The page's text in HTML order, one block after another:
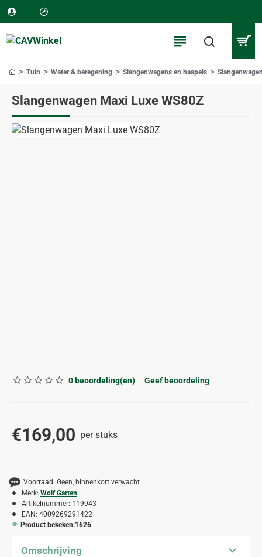
Slangenwagen Maxi Luxe WS80Z
Tuin Water & beregening Slangenwagens en haspels
ALLEEN AFHALEN 0 beoordeling(en) - Geef beoordeling
€169,00 per stuks
Voorraad: Geen, binnenkort verwacht
Merk: Wolf Garten
Artikelnummer: 119943
EAN: 4009269291422
Product bekeken:1626
Omschrijving